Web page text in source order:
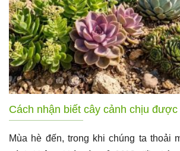
Cách nhận biết cây cảnh chịu được
Mùa hè đến, trong khi chúng ta thoải